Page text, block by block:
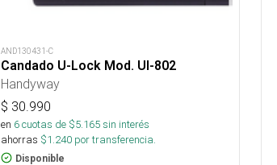
AND130431-C
Candado U-Lock Mod. Ul-802
Handyway
$ 30.990
en 6cuotas de $5.165sin interés
ahorras $1.240 por transferencia.
Disponible